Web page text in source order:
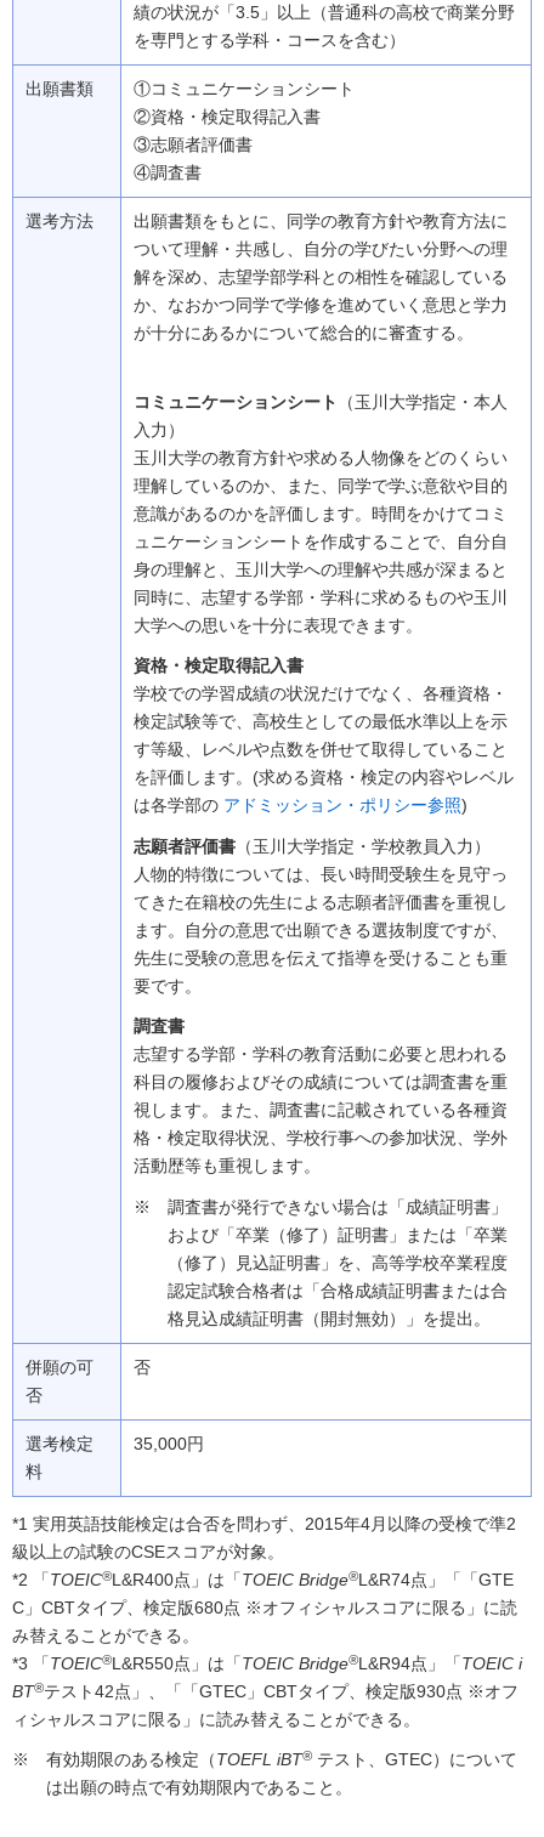
績の状況が「3.5」以上（普通科の高校で商業分野
を専門とする学科・コースを含む）
出願書類
①コミュニケーションシート
②資格・検定取得記入書
③志願者評価書
④調査書
選考方法
出願書類をもとに、同学の教育方針や教育方法に
ついて理解・共感し、自分の学びたい分野への理
解を深め、志望学部学科との相性を確認している
か、なおかつ同学で学修を進めていく意思と学力
が十分にあるかについて総合的に審査する。
コミュニケーションシート
（玉川大学指定・本人
入力）
玉川大学の教育方針や求める人物像をどのくらい
理解しているのか、また、同学で学ぶ意欲や目的
意識があるのかを評価します。時間をかけてコミ
ュニケーションシートを作成することで、自分自
身の理解と、玉川大学への理解や共感が深まると
同時に、志望する学部・学科に求めるものや玉川
大学への思いを十分に表現できます。
資格・検定取得記入書
学校での学習成績の状況だけでなく、各種資格・
検定試験等で、高校生としての最低水準以上を示
す等級、レベルや点数を併せて取得していること
を評価します。(求める資格・検定の内容やレベル
は各学部の アドミッション・ポリシー参照)
志願者評価書 （玉川大学指定・学校教員入力）
人物的特徴については、長い時間受験生を見守っ
てきた在籍校の先生による志願者評価書を重視し
ます。自分の意思で出願できる選抜制度ですが、
先生に受験の意思を伝えて指導を受けることも重
要です。
調査書
志望する学部・学科の教育活動に必要と思われる
科目の履修およびその成績については調査書を重
視します。また、調査書に記載されている各種資
格・検定取得状況、学校行事への参加状況、学外
活動歴等も重視します。
調査書が発行できない場合は「成績証明書」
および「卒業（修了）証明書」または「卒業
（修了）見込証明書」を、高等学校卒業程度
認定試験合格者は「合格成績証明書または合
格見込成績証明書（開封無効）」を提出。
併願の可
否
否
選考検定
料
35,000円
*1 実用英語技能検定は合否を問わず、2015年4月以降の受検で準2
級以上の試験のCSEスコアが対象。
*2 「TOEIC®L&R400点」は「TOEIC Bridge®L&R74点」「「GTE
C」CBTタイプ、検定版680点 ※オフィシャルスコアに限る」に読
み替えることができる。
*3 「TOEIC®L&R550点」は「TOEIC Bridge®L&R94点」「TOEIC i
BT®テスト42点」、「「GTEC」CBTタイプ、検定版930点 ※オフ
ィシャルスコアに限る」に読み替えることができる。
有効期限のある検定（TOEFL iBT® テスト、GTEC）について
は出願の時点で有効期限内であること。